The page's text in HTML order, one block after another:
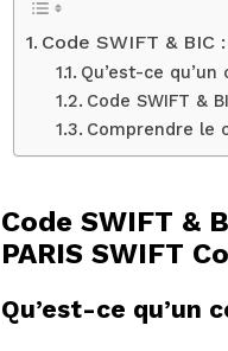
Code SWIFT & BIC
Qu’est-ce qu’un
Code SWIFT &
Comprendre le
Code SWIFT &
PARIS SWIFT
Qu’est-ce qu’un